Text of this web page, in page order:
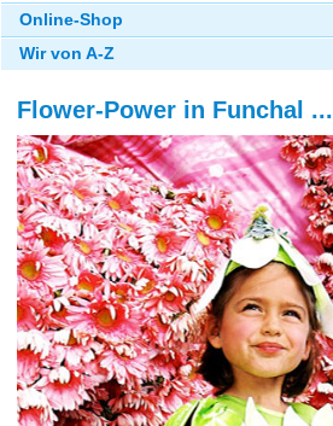
Online-Shop
Wir von A-Z
Flower-Power in Funchal ...